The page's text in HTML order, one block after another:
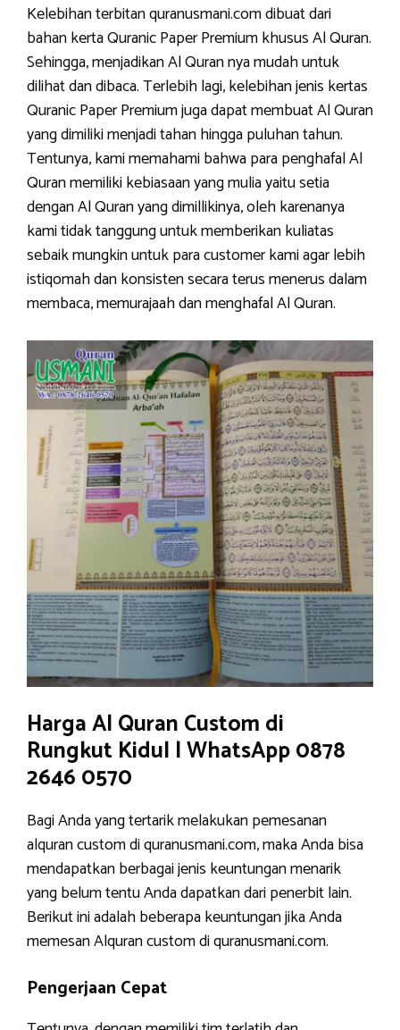
Kelebihan terbitan quranusmani.com dibuat dari
bahan kerta Quranic Paper Premium khusus Al Quran.
Sehingga, menjadikan Al Quran nya mudah untuk
dilihat dan dibaca. Terlebih lagi, kelebihan jenis kertas
Quranic Paper Premium juga dapat membuat Al Quran
yang dimiliki menjadi tahan hingga puluhan tahun.
Tentunya, kami memahami bahwa para penghafal Al
Quran memiliki kebiasaan yang mulia yaitu setia
dengan Al Quran yang dimillikinya, oleh karenanya
kami tidak tanggung untuk memberikan kuliatas
sebaik mungkin untuk para customer kami agar lebih
istiqomah dan konsisten secara terus menerus dalam
membaca, memurajaah dan menghafal Al Quran.
Harga Al Quran Custom di
Rungkut Kidul | WhatsApp 0878
2646 0570
Bagi Anda yang tertarik melakukan pemesanan
alquran custom di quranusmani.com, maka Anda bisa
mendapatkan berbagai jenis keuntungan menarik
yang belum tentu Anda dapatkan dari penerbit lain.
Berikut ini adalah beberapa keuntungan jika Anda
memesan Alquran custom di quranusmani.com.
Pengerjaan Cepat